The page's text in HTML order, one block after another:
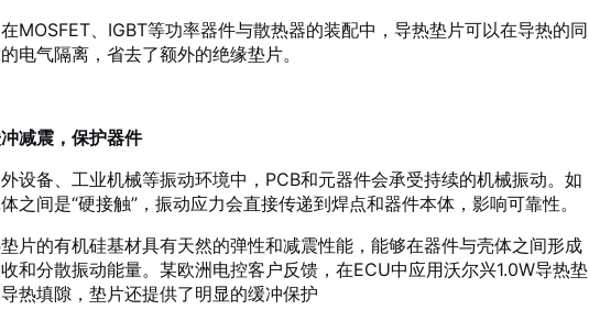
MOSFET、IGBT等功率器件与散热器的装配中，导热垫片可以在导热的同
电气隔离，省去了额外的绝缘垫片。
减震，保护器件
设备、工业机械等振动环境中，PCB和元器件会承受持续的机械振动。如
之间是“硬接触”，振动应力会直接传递到焊点和器件本体，影响可靠性。
片的有机硅基材具有天然的弹性和减震性能，能够在器件与壳体之间形成
和分散振动能量。某欧洲电控客户反馈，在ECU中应用沃尔兴1.0W导热垫
热填隙，垫片还提供了明显的缓冲保护